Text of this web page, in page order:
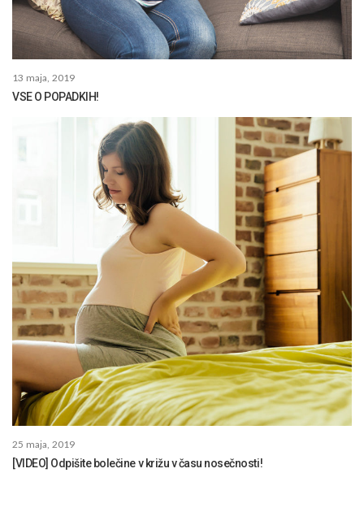
13 maja, 2019
VSE O POPADKIH!
25 maja, 2019
[VIDEO] Odpišite bolečine v križu v času nosečnosti!